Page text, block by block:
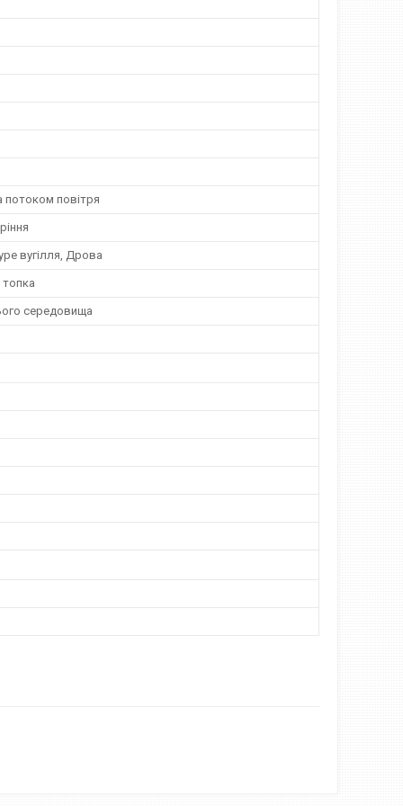
потоком повітря
вугілля, Дрова
топка
середовища